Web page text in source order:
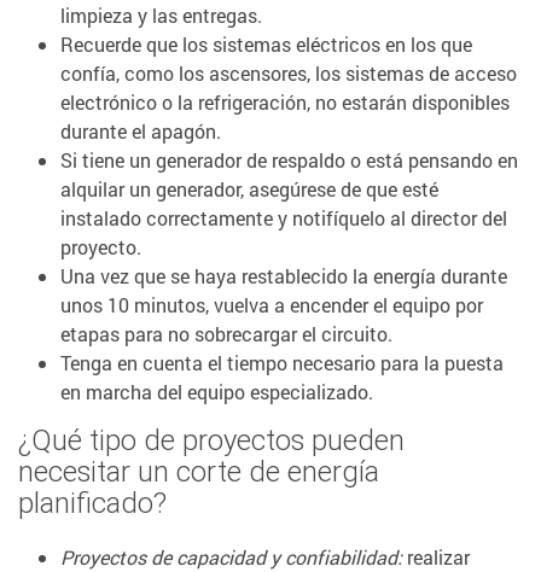
limpieza y las entregas.
Recuerde que los sistemas eléctricos en los que
confía, como los ascensores, los sistemas de acceso
electrónico o la refrigeración, no estarán disponibles
durante el apagón.
Si tiene un generador de respaldo o está pensando en
alquilar un generador, asegúrese de que esté
instalado correctamente y notifíquelo al director del
proyecto.
Una vez que se haya restablecido la energía durante
unos 10 minutos, vuelva a encender el equipo por
etapas para no sobrecargar el circuito.
Tenga en cuenta el tiempo necesario para la puesta
en marcha del equipo especializado.
¿Qué tipo de proyectos pueden
necesitar un corte de energía
planificado?
Proyectos de capacidad y confiabilidad:realizar